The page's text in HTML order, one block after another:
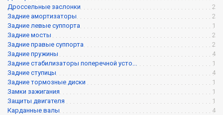
Дроссельные заслонки
2
Задние амортизаторы
2
Задние левые суппорта
1
Задние мосты
2
Задние правые суппорта
2
Задние пружины
4
Задние стабилизаторы поперечной усто...
1
Задние ступицы
4
Задние тормозные диски
1
Замки зажигания
1
Защиты двигателя
1
Карданные валы
4